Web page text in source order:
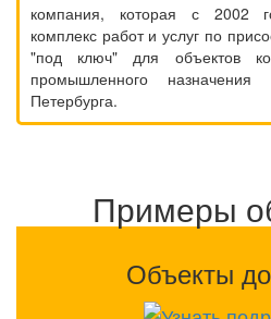
компания, которая с 2002
комплекс работ и услуг по
"под ключ" для объектов
промышленного
Петербурга.
Примеры
Объекты